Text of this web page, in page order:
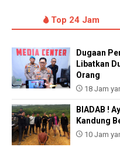
Top 24 Jam
Dugaan
Libatkan
Orang
18 Jam
BIADAB !
Kandung
10 Jam